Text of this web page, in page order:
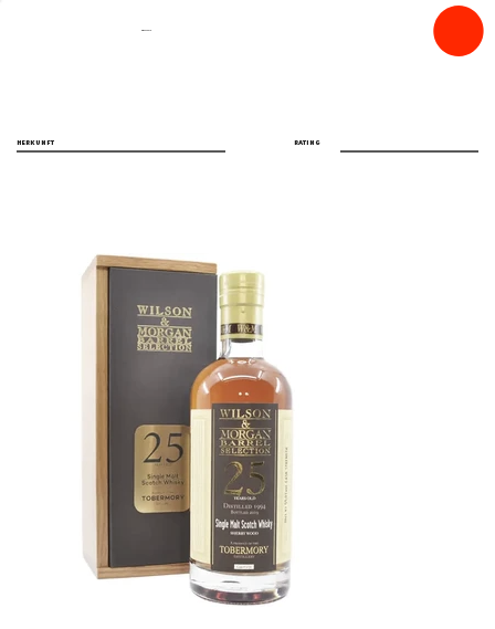
spiritfly
RATING
HERKUNFT